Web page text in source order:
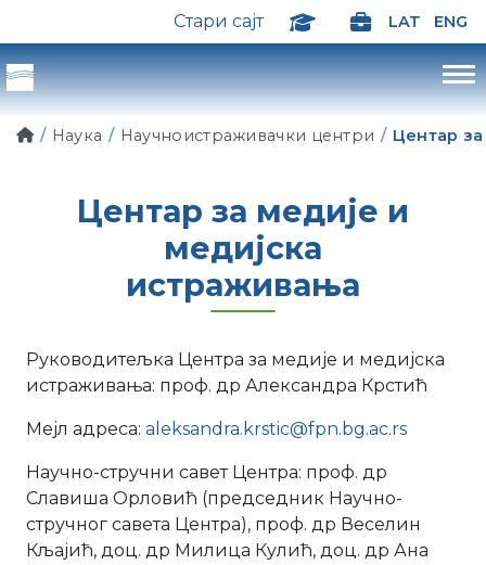
Стари сајт LAT ENG
Наука Научноистраживачки центри Центар
Центар за медије и
медијска
истраживања
Руководитељка Центра за медије и медијска
истраживања: проф. др Александра Крстић
Мејл адреса: aleksandra.krstic@fpn.bg.ac.rs
Научно-стручни савет Центра: проф. др
Славиша Орловић (председник Научно-
стручног савета Центра), проф. др Веселин
Кљајић, доц. др Милица Кулић, доц. др Ана